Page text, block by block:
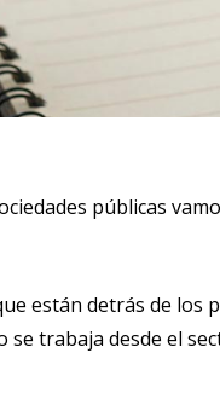
públicas
están detrás de los
se trabaja desde el